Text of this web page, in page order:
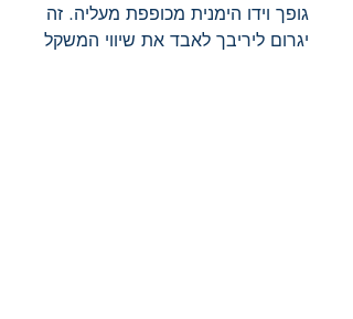
גופך וידו הימנית מכופפת מעליה. זה
יגרום ליריבך לאבד את שיווי המשקל